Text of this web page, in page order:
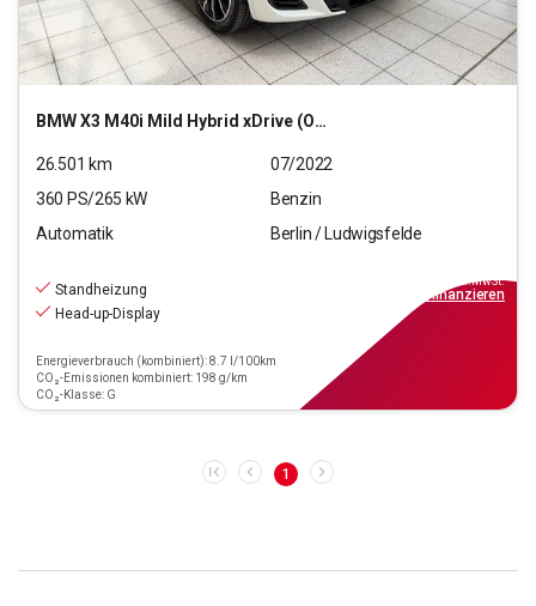
BMWX3 M40i Mild Hybrid xDrive (OPF)(EURO 6d)
26.501 km
07/2022
360 PS/265 kW
Benzin
Automatik
Berlin / Ludwigsfelde
Standheizung
Head-up-Display
Energieverbrauch (kombiniert): 8.7 l/100km
CO₂-Emissionen kombiniert: 198 g/km
CO₂-Klasse: G
inkl.MwSt.
finanzieren
1